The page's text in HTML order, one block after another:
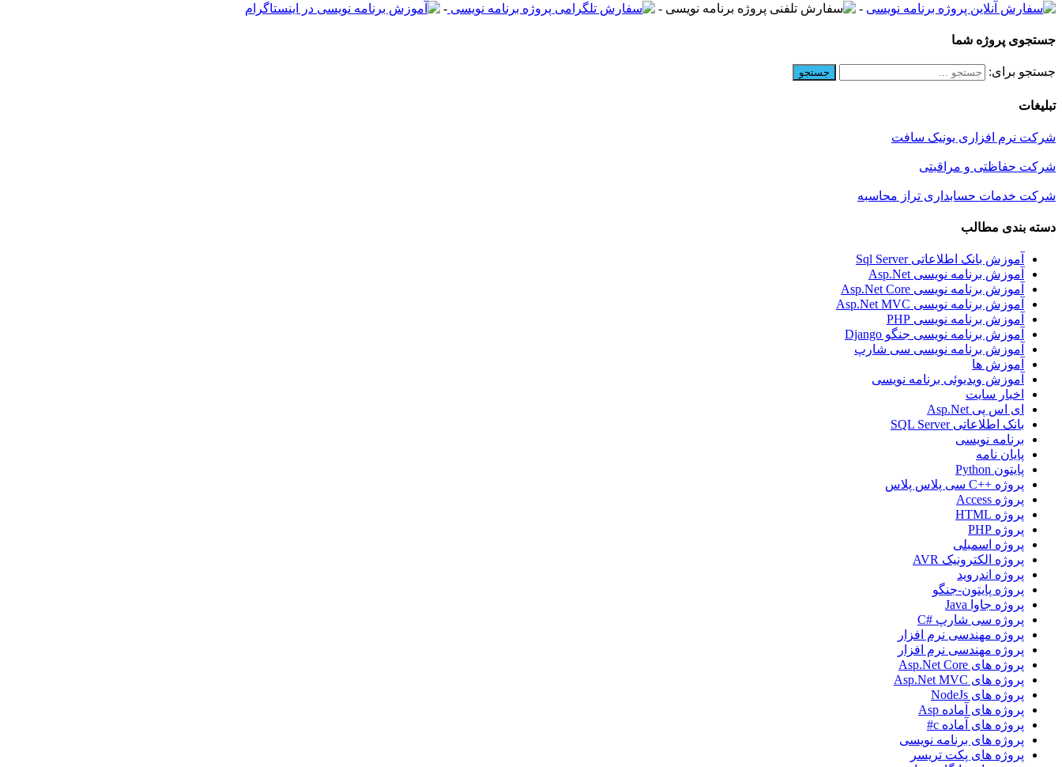
-
-
-
جستجوی پروژه شما
جستجو برای:
تبلیغات
شرکت نرم افزاری یونیک سافت
شرکت حفاظتی و مراقبتی
شرکت خدمات حسابداری تراز محاسبه
دسته بندی مطالب
آموزش بانک اطلاعاتی Sql Server
آموزش برنامه نویسی Asp.Net
آموزش برنامه نویسی Asp.Net Core
آموزش برنامه نویسی Asp.Net MVC
آموزش برنامه نویسی PHP
آموزش برنامه نویسی جنگو Django
آموزش برنامه نویسی سی شارپ
آموزش ها
آموزش ویدیوئی برنامه نویسی
اخبار سایت
ای اس پی Asp.Net
بانک اطلاعاتی SQL Server
برنامه نویسی
پایان نامه
پایتون Python
پروژه ++C سی پلاس پلاس
پروژه Access
پروژه HTML
پروژه PHP
پروژه اسمبلی
پروژه الکترونیک AVR
پروژه اندروید
پروژه پایتون-جنگو
پروژه جاوا Java
پروژه سی شارپ #C
پروژه مهندسی نرم افزار
پروژه مهندسی نرم افزار
پروژه های Asp.Net Core
پروژه های Asp.Net MVC
پروژه های NodeJs
پروژه های آماده Asp
پروژه های آماده c#
پروژه های برنامه نویسی
پروژه های پکت تریسر